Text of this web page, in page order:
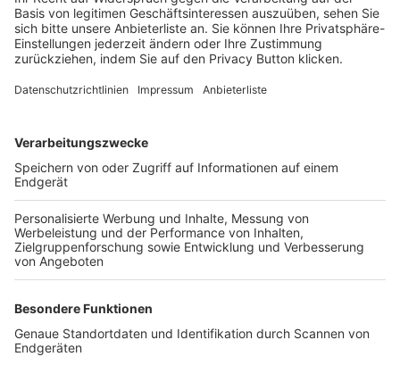
Login SpielPlus
FOLGE DEM BFV
TOP-VEREINE
TOP-PARTNER